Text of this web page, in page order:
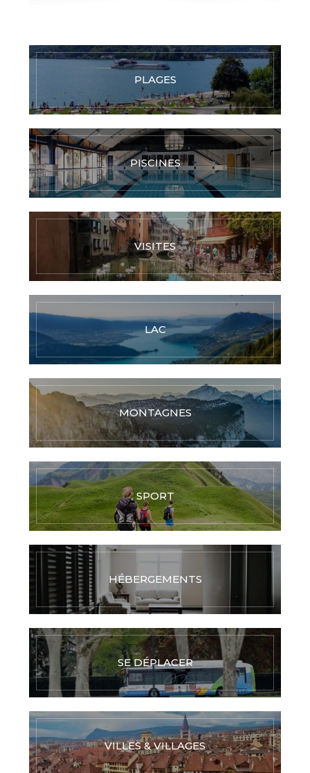
PLAGES
PISCINES
VISITES
LAC
MONTAGNES
SPORT
HÉBERGEMENTS
SE DÉPLACER
VILLES & VILLAGES